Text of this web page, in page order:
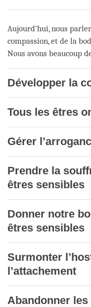
Aujourd’hui, nous
compassion, et de la
Nous avons beaucoup
Développer la
Tous les êtres
Gérer
Prendre la
êtres sensibles
Donner notre
êtres sensibles
Surmonter
l’attachement
Abandonner